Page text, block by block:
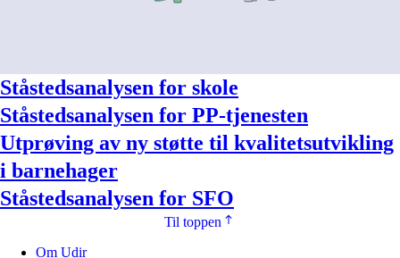
Ståstedsanalysen for skole
Ståstedsanalysen for PP-tjenesten
Utprøving av ny støtte til kvalitetsutvikling
i barnehager
Ståstedsanalysen for SFO
Til toppen
Om Udir